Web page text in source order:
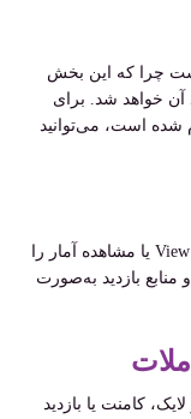
چرا که این بخش
خواهد شد. برای
شده است، می‌توانید
روی پست مورد نظر کلیک کنید و گزینه View Insight یا مشاهده آمار را
بازدید به‌صورت
کامنت یا بازدید